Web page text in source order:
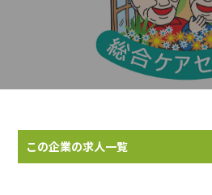
この企業の求人一覧